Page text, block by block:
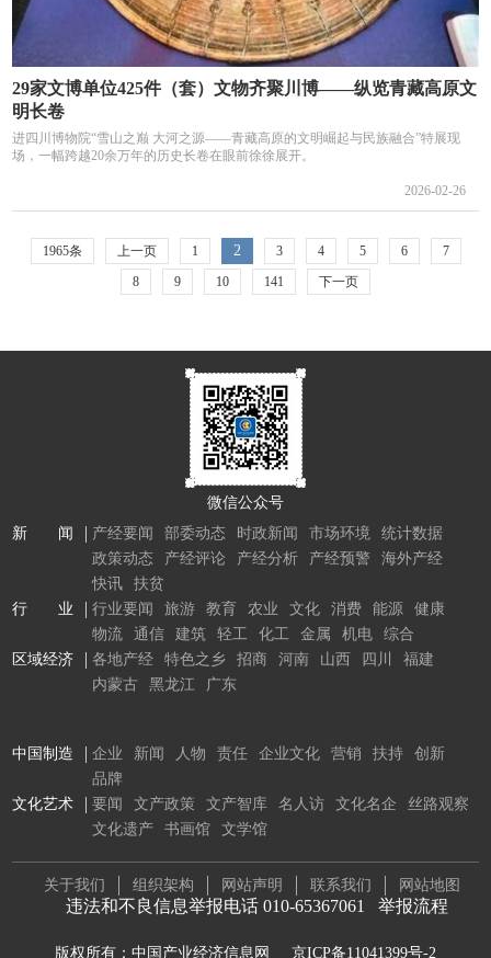
29家文博单位425件（套）文物齐聚川博——纵览青藏高原文
明长卷
进四川博物院“雪山之巅 大河之源——青藏高原的文明崛起与民族融合”特展现
场，一幅跨越20余万年的历史长卷在眼前徐徐展开。
2026-02-26
1965条 上一页 1 2 3 4 5 6
7
8
9 10 141 下一页
微信公众号
新 闻
产经要闻 部委动态 时政新闻 市场环境
统计数据
政策动态
产经评论 产经分析 产经预警
海外产经
快讯
扶贫
行 业
行业要闻 旅游 教育 农业 文化 消费 能源
健康
物流
通信 建筑 轻工 化工 金属 机电
综合
区域经济
各地产经 特色之乡 招商 河南 山西 四川
福建
内蒙古
黑龙江 广东
中国制造 企业 新闻 人物 责任 企业文化 营销 扶持
创新
品牌
文化艺术
要闻 文产政策 文产智库 名人访 文化名企
丝路观察
文化遗产
书画馆 文学馆
关于我们 组织架构 网站声明 联系我们 网站地图
违法和不良信息举报电话 010-65367061 举报流程
版权所有：中国产业经济信息网 京ICP备11041399号-2